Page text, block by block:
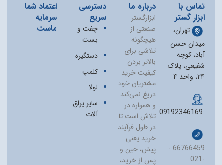
تماس با
ابزار گستر
تهران،
میدان حسن
آباد، کوچه
شفیعی، پلاک
۲۴، واحد ۴
09192346169
66766459 -
021-
درباره ما
ابزارگستر
صنعتی از
هیچگونه
تلاشی برای
بالاتر بردن
کیفیت خرید
مشتریان خود
دریغ نمی‏‌کند
و همواره در
تلاش است تا
در طول فرآیند
خرید یعنی
پیش، حین و
پس از خرید،
دسترسی
سریع
چفت و
بست
دستگیره
کلمپ
لولا
سایر یراق
آلات
اعتماد شما
سرمایه
ماست